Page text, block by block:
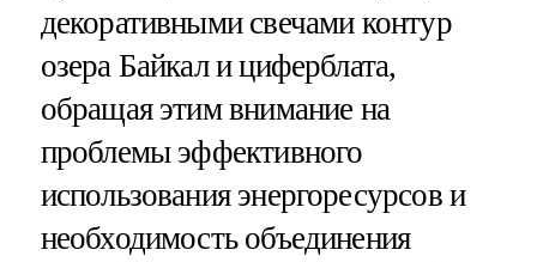
декоративными свечами контур
озера Байкал и циферблата,
обращая этим внимание на
проблемы эффективного
использования энергоресурсов и
необходимость объединения